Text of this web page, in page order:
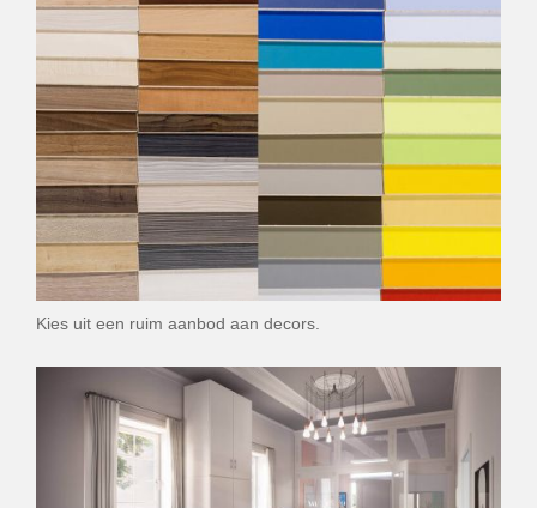
Kies uit een ruim aanbod aan decors.